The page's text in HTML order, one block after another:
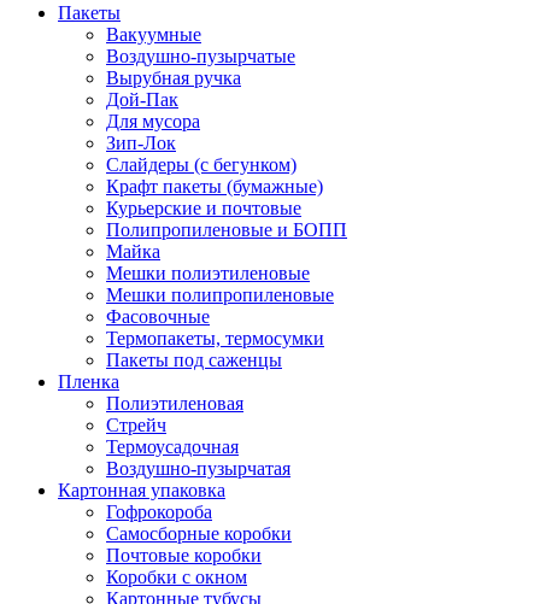
Пакеты
Вакуумные
Воздушно-пузырчатые
Вырубная ручка
Дой-Пак
Для мусора
Зип-Лок
Слайдеры (с бегунком)
Крафт пакеты (бумажные)
Курьерские и почтовые
Полипропиленовые и БОПП
Майка
Мешки полиэтиленовые
Мешки полипропиленовые
Фасовочные
Термопакеты, термосумки
Пакеты под саженцы
Пленка
Полиэтиленовая
Стрейч
Термоусадочная
Воздушно-пузырчатая
Картонная упаковка
Гофрокороба
Самосборные коробки
Почтовые коробки
Коробки с окном
Картонные тубусы